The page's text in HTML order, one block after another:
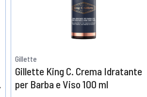
Gillette
Gillette King C. Crema Idratante
per Barba e Viso 100 ml